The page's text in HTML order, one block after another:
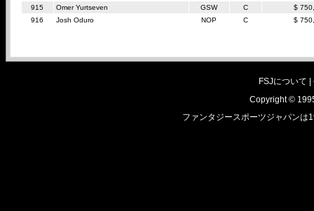
915
Omer Yurtseven GSW C
$
916
Josh Oduro NOP C $
FSJについて |
Copyright ©
ファンタジースポーツジャパンは